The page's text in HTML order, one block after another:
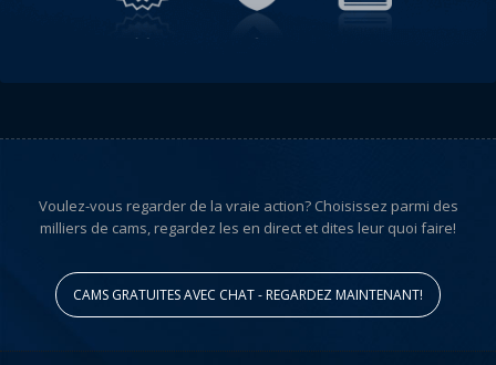
Voulez-vous regarder de la vraie action? Choisissez parmi des
milliers de cams, regardez les en direct et dites leur quoi faire!
CAMS GRATUITES AVEC CHAT - REGARDEZ MAINTENANT!